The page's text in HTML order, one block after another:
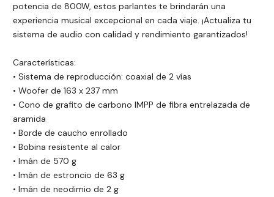
potencia de 800W, estos parlantes te brindarán una
experiencia musical excepcional en cada viaje. ¡Actualiza tu
sistema de audio con calidad y rendimiento garantizados!
Características:
• Sistema de reproducción: coaxial de 2 vías
• Woofer de 163 x 237 mm
• Cono de grafito de carbono IMPP de fibra entrelazada de
aramida
• Borde de caucho enrollado
• Bobina resistente al calor
• Imán de 570 g
• Imán de estroncio de 63 g
• Imán de neodimio de 2 g